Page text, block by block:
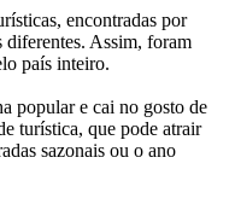
encontradas por
diferentes. Assim, foram
país inteiro.
popular e cai no gosto de
turística, que pode atrair
sazonais ou o ano